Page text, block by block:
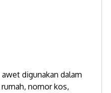
digunakan dalam
nomor kos,